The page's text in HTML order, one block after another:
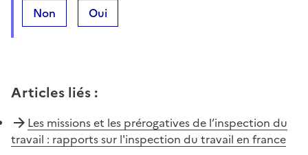
Non Oui
Articles liés :
Les missions et les prérogatives de l’inspection du
travail : rapports sur l'inspection du travail en france